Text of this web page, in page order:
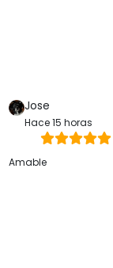
Jose
Hace 15 horas
Amable